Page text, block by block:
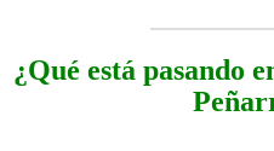
¿Qué está pasando